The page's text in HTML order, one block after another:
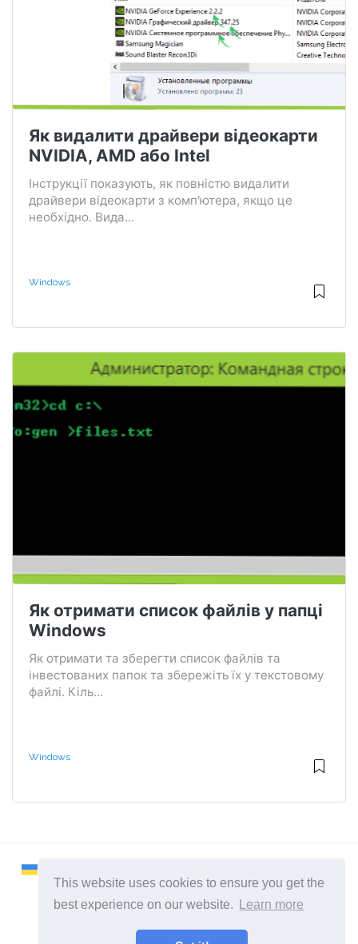
This website uses cookies to ensure you get the
best experience on our website.
Learn more
Як видалити драйвери відеокарти
NVIDIA, AMD або Intel
Інструкції показують, як повністю видалити
драйвери відеокарти з комп'ютера, якщо це
необхідно. Вида...
Windows
Як отримати список файлів у папці
Windows
Як отримати та зберегти список файлів та
інвестованих папок та збережіть їх у текстовому
файлі. Кіль...
Windows
2026 ©Remontcompa